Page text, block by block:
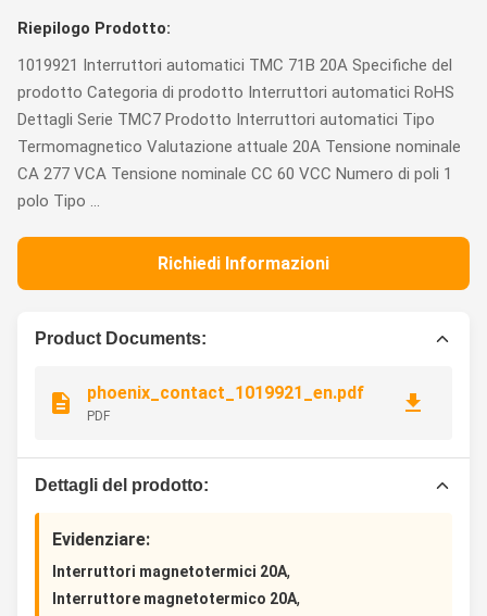
Riepilogo Prodotto:
1019921 Interruttori automatici TMC 71B 20A Specifiche del
prodotto Categoria di prodotto Interruttori automatici RoHS
Dettagli Serie TMC7 Prodotto Interruttori automatici Tipo
Termomagnetico Valutazione attuale 20A Tensione nominale
CA 277 VCA Tensione nominale CC 60 VCC Numero di poli 1
polo Tipo ...
Richiedi Informazioni
Product Documents:
phoenix_contact_1019921_en.pdf
PDF
Dettagli del prodotto:
Evidenziare:
Interruttori magnetotermici 20A,
Interruttore magnetotermico 20A,